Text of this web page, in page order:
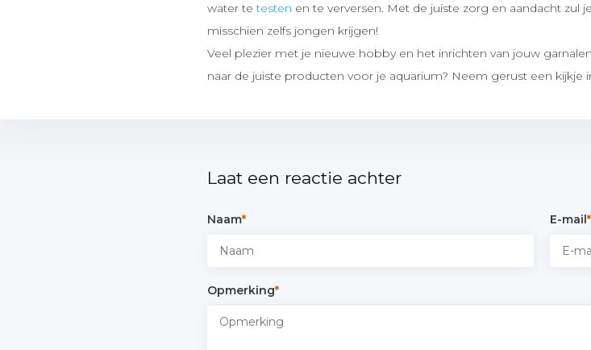
water tetesten en te verversen. Met de juiste zorg en aandacht zul
misschien zelfs jongen krijgen!
Veel plezier met je nieuwe hobby en het inrichten van jouw
naar de juiste producten voor je aquarium? Neem gerust een kijkje
Laat een reactie achter
Naam* E-mail*
Opmerking*